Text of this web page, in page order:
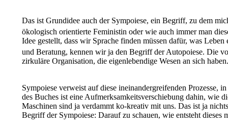
Das ist Grundidee auch der Sympoiese, ein Begriff, zu dem
ökologisch orientierte Feministin oder wie auch immer man
Idee gestellt, dass wir Sprache finden müssen dafür, was
und Beratung, kennen wir ja den Begriff der Autopoiese. Die
zirkuläre Organisation, die eigenlebendige Wesen an sich
Sympoiese verweist auf diese ineinandergreifenden
des Buches ist eine Aufmerksamkeitsverschiebung dahin, wie
Maschinen sind ja verdammt ko-kreativ mit uns. Das ist ja
Begriff der Sympoiese: Darauf zu schauen, wie entsteht dieses